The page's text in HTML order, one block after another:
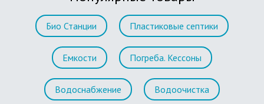
Био Станции Пластиковые септики
Емкости Погреба. Кессоны
Водоснабжение Водоочистка